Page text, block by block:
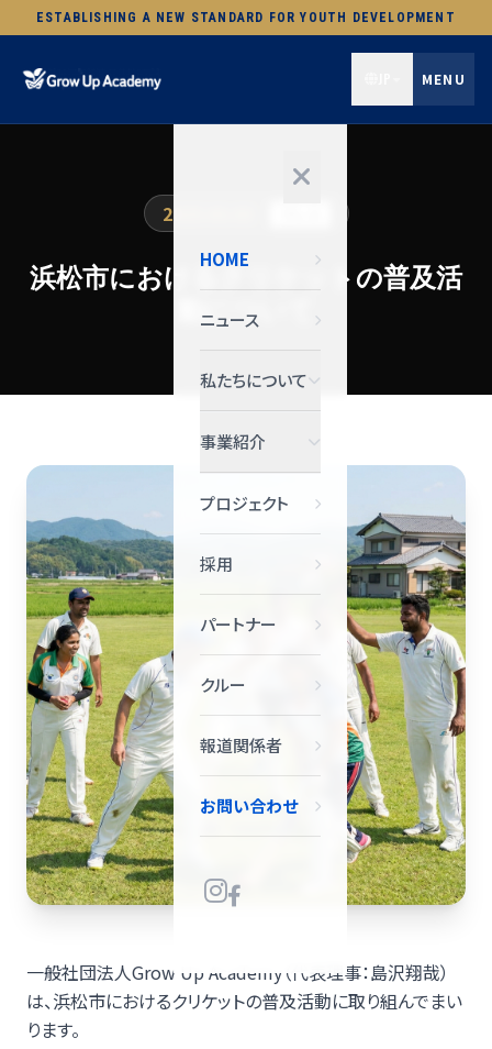
ESTABLISHING A NEW STANDARD FOR YOUTH DEVELOPMENT
MENU
HOME
ニュース
私たちについて
事業紹介
プロジェクト
採用
パートナー
クルー
報道関係者
お問い合わせ
2025.03.03
浜松市におけるクリケットの普及活
動について
一般社団法人Grow Up Academy（代表理事：島沢翔哉）
は、浜松市におけるクリケットの普及活動に取り組んでまい
ります。